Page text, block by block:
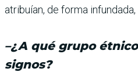
atribuían, de forma infundada,
–¿A qué grupo
signos?